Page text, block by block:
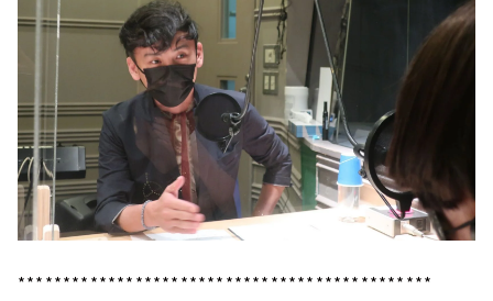
**********************************************